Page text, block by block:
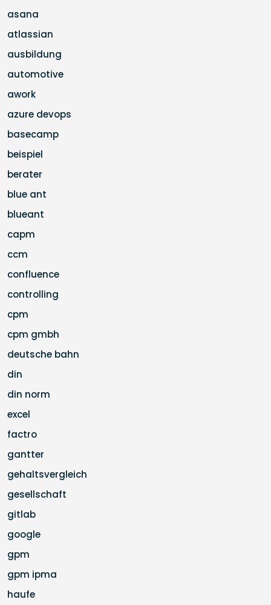
asana
atlassian
ausbildung
automotive
awork
azure devops
basecamp
beispiel
berater
blue ant
blueant
capm
ccm
confluence
controlling
cpm
cpm gmbh
deutsche bahn
din
din norm
excel
factro
gantter
gehaltsvergleich
gesellschaft
gitlab
google
gpm
gpm ipma
haufe